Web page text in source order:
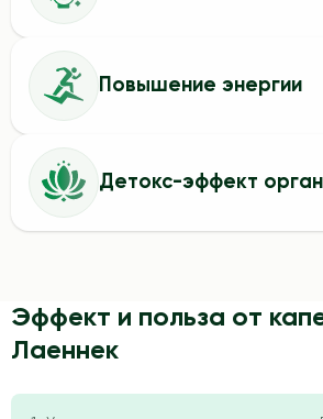
Повышение энергии
Детокс-эффект
Эффект и польза от
Лаеннек